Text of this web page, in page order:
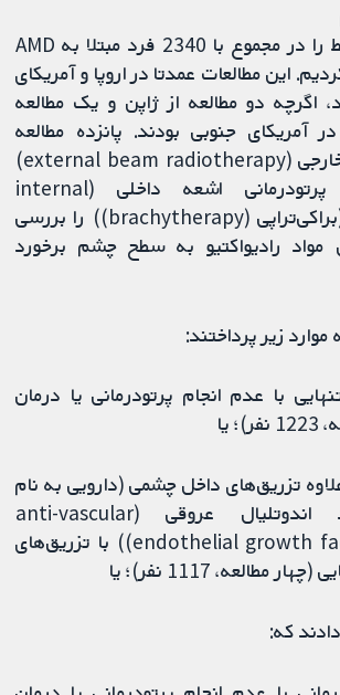
ما 18 مطالعه مرتبط را در مجموع با 2340 فرد مبتلا به AMD
این مطالعات عمدتا در اروپا و آمریکای
اگرچه دو مطالعه از ژاپن و یک مطالعه
آمریکای جنوبی بودند. پانزده مطالعه
پرتودرمانی اشعه خارجی (external beam radiotherapy)
و سه مطالعه پرتودرمانی اشعه داخلی (internal
radiotherapy) (براکی‌تراپی (brachytherapy)) را بررسی
رادیواکتیو به سطح چشم برخورد
زیر پرداختند:
با عدم انجام پرتودرمانی یا درمان
تزریق‌های داخل چشمی (دارویی به نام
ضد-فاکتور رشد اندوتلیال عروقی (anti-vascular
endothelial growth factor; anti-VEGF)) با تزریق‌های
1117 نفر)؛ یا
که: